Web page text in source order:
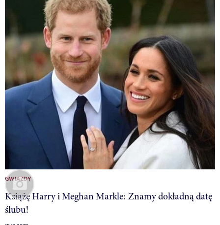
GWIAZDY
Książę Harry i Meghan Markle: Znamy dokładną datę
ślubu!